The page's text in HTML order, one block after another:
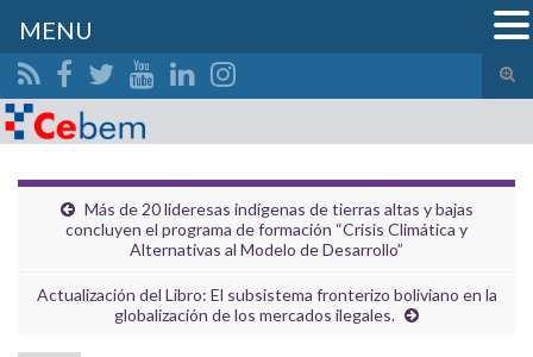
el
Search for:
Más de 20 lideresas indígenas de tierras altas y bajas
concluyen el programa de formación “Crisis Climática y
Alternativas al Modelo de Desarrollo”
Actualización del Libro: El subsistema fronterizo boliviano en la
globalización de los mercados ilegales.
MENU